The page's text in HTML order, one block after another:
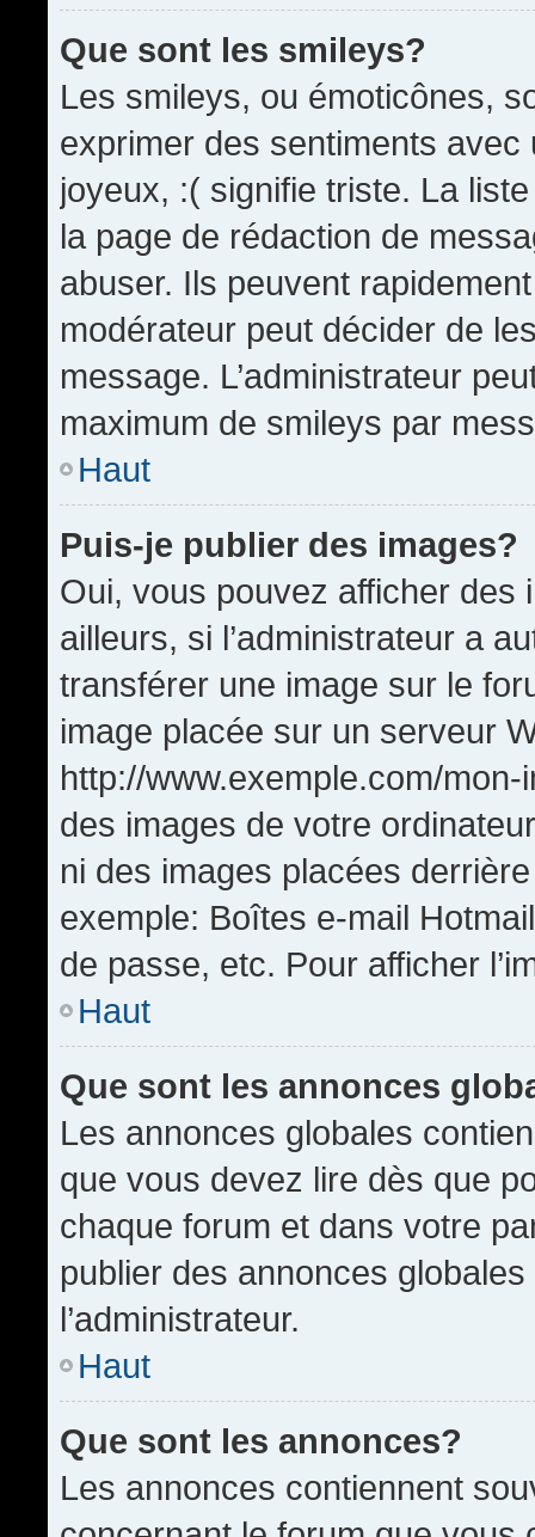
Que sont les smileys?
Les smileys, ou émoticônes,
exprimer des sentiments
joyeux, :( signifie triste. La
la page de rédaction de
abuser. Ils peuvent
modérateur peut décider de
message. L’administrateur
maximum de smileys par
Haut
Puis-je publier des images?
Oui, vous pouvez afficher
ailleurs, si l’administrateur a
transférer une image sur le
image placée sur un serveur
http://www.exemple.com/
des images de votre
ni des images placées
exemple: Boîtes e-mail
de passe, etc. Pour afficher
Haut
Que sont les annonces
Les annonces globales
que vous devez lire dès que
chaque forum et dans votre
publier des annonces
l’administrateur.
Haut
Que sont les annonces?
Les annonces contiennent